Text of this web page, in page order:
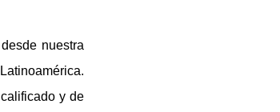
nuestra
y de